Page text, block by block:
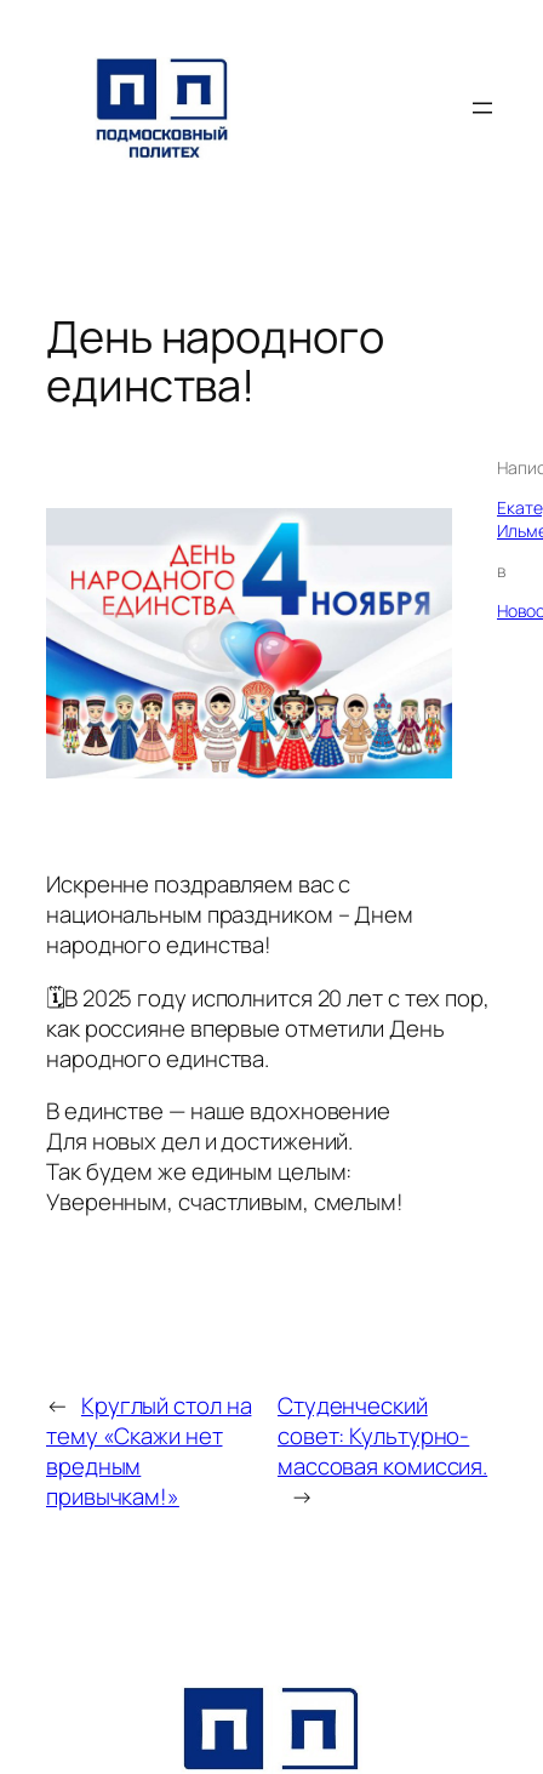
содержимому
День народного
единства!
в
Искренне поздравляем вас с
национальным праздником – Днем
народного единства!
🗓В 2025 году исполнится 20 лет с тех пор,
как россияне впервые отметили День
народного единства.
В единстве — наше вдохновение
Для новых дел и достижений.
Так будем же единым целым:
Уверенным, счастливым, смелым!
← Круглый стол на
тему «Скажи нет
вредным
привычкам!»
Студенческий
совет: Культурно-
массовая комиссия.
→